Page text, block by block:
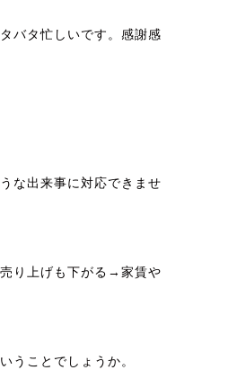
バタ忙しいです。感謝感
な出来事に対応できませ
り上げも下がる→家賃や
うことでしょうか。